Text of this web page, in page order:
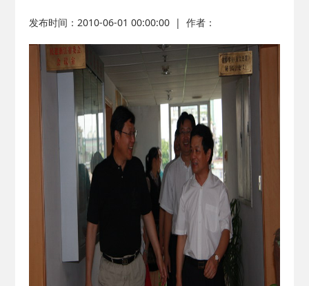
· 中国民主建国会… 2025-08-28
· 民主党派整体智… 2025-06-05
· 民建省委会民主… 2025-04-10
· 中国民主建国会… 2025-02-24
· 中国民主建国会… 2024-08-28
· 中国民主建国会… 2024-03-04
发布时间：2010-06-01 00:00:00 |作者：